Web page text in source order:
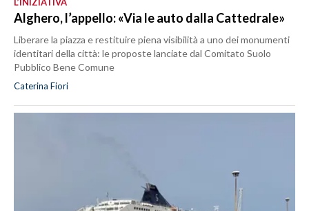
Alghero, l’appello: «Via le auto dalla Cattedrale»
Liberare la piazza e restituire piena visibilità a uno dei monumenti
identitari della città: le proposte lanciate dal Comitato Suolo
Pubblico Bene Comune
Caterina Fiori